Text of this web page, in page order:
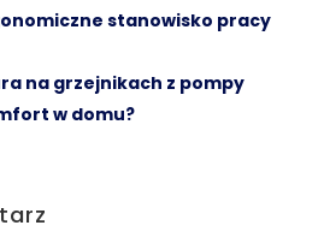
stanowisko pracy
na grzejnikach z pompy
w domu?